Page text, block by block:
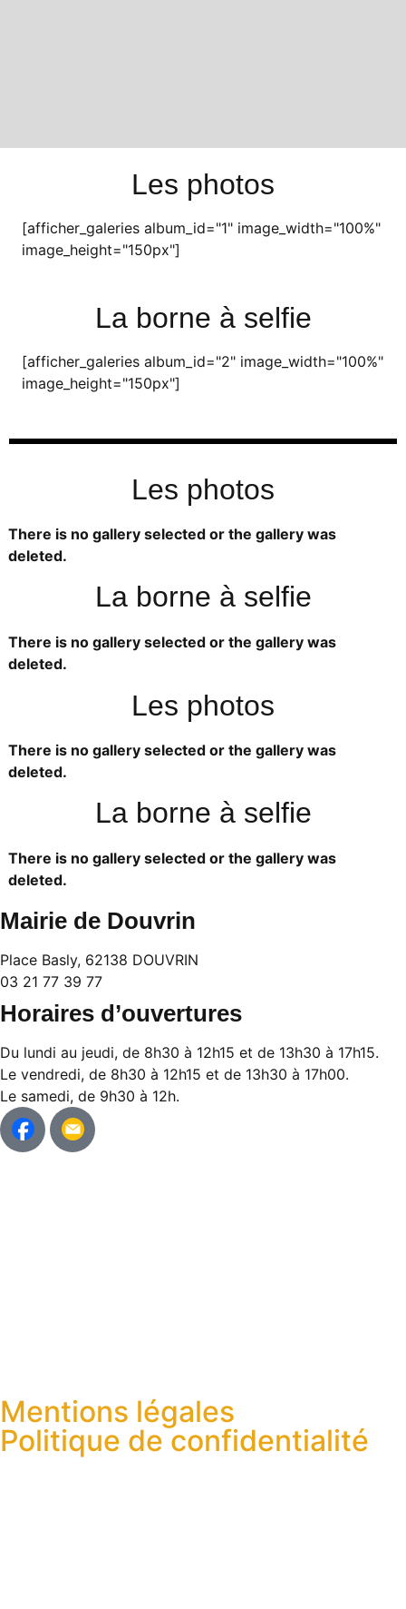
Les photos
[afficher_galeries album_id="1" image_width="100%"
image_height="150px"]
La borne à selfie
[afficher_galeries album_id="2" image_width="100%"
image_height="150px"]
Les photos
There is no gallery selected or the gallery was
deleted.
La borne à selfie
There is no gallery selected or the gallery was
deleted.
Les photos
There is no gallery selected or the gallery was
deleted.
La borne à selfie
There is no gallery selected or the gallery was
deleted.
Mairie de Douvrin
Place Basly, 62138 DOUVRIN
03 21 77 39 77
Horaires d’ouvertures
Du lundi au jeudi, de 8h30 à 12h15 et de 13h30 à 17h15.
Le vendredi, de 8h30 à 12h15 et de 13h30 à 17h00.
Le samedi, de 9h30 à 12h.
Mentions légales
Politique de confidentialité